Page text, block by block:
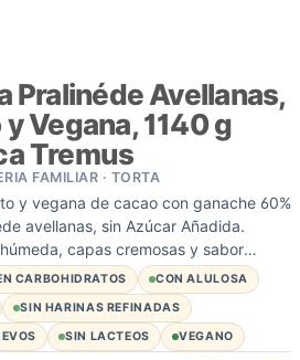
Pralinéde Avellanas,
y Vegana, 1140 g
Tremus
FAMILIAR · TORTA
y vegana de cacao con ganache 60%
avellanas, sin Azúcar Añadida.
capas cremosas y sabor
chocolate y avellana. Unidad de 1140
CARBOHIDRATOS
CON ALULOSA
SIN HARINAS REFINADAS
SIN LACTEOS VEGANO